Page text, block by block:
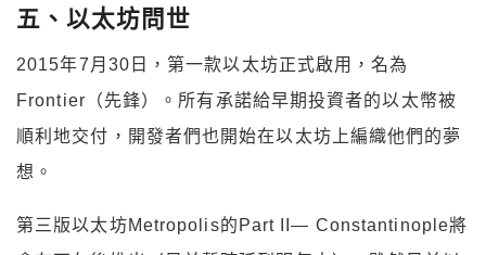
五、以太坊問世
2015年7月30日，第一款以太坊正式啟用，名為
Frontier（先鋒）。所有承諾給早期投資者的以太幣被
順利地交付，開發者們也開始在以太坊上編織他們的夢
想。
第三版以太坊Metropolis的Part II— Constantinople將